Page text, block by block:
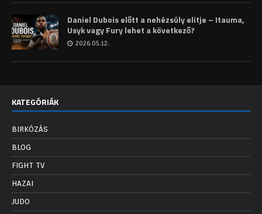
Daniel Dubois előtt a nehézsúly elitje – Itauma,
Usyk vagy Fury lehet a következő?
2026.05.12.
KATEGÓRIÁK
BIRKÓZÁS
BLOG
FIGHT TV
HAZAI
JUDO